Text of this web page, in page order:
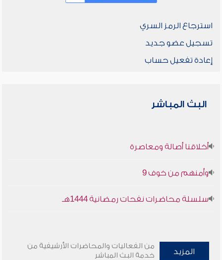
استرجاع الرمز السري
تسجيل عضو جديد
إعادة تفعيل حساب
البث المباشر
أخلاقنا أصالة ومعاصرة
وأمنهم من خوف 9
سلسلة محاضرات نفحات رمضانية 1444هـ
المزيد
من الفعاليات والمحاضرات الأرشيفية من
خدمة البث المباشر